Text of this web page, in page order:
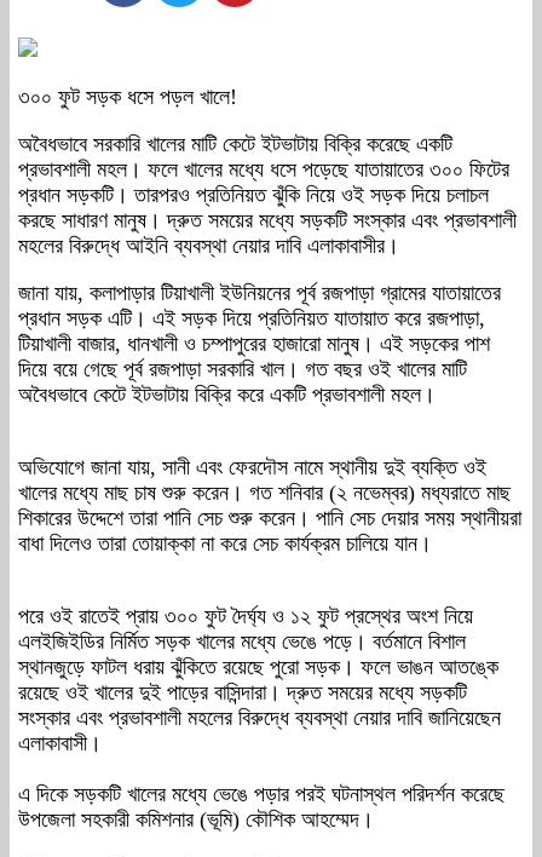
৩০০ ফুট সড়ক ধসে পড়ল খালে!
অবৈধভাবে সরকারি খালের মাটি কেটে ইটভাটায় বিক্রি করেছে একটি
প্রভাবশালী মহল। ফলে খালের মধ্যে ধসে পড়েছে যাতায়াতের ৩০০ ফিটের
প্রধান সড়কটি। তারপরও প্রতিনিয়ত ঝুঁকি নিয়ে ওই সড়ক দিয়ে চলাচল
করছে সাধারণ মানুষ। দ্রুত সময়ের মধ্যে সড়কটি সংস্কার এবং প্রভাবশালী
মহলের বিরুদ্ধে আইনি ব্যবস্থা নেয়ার দাবি এলাকাবাসীর।
জানা যায়, কলাপাড়ার টিয়াখালী ইউনিয়নের পূর্ব রজপাড়া গ্রামের যাতায়াতের
প্রধান সড়ক এটি। এই সড়ক দিয়ে প্রতিনিয়ত যাতায়াত করে রজপাড়া,
টিয়াখালী বাজার, ধানখালী ও চম্পাপুরের হাজারো মানুষ। এই সড়কের পাশ
দিয়ে বয়ে গেছে পূর্ব রজপাড়া সরকারি খাল। গত বছর ওই খালের মাটি
অবৈধভাবে কেটে ইটভাটায় বিক্রি করে একটি প্রভাবশালী মহল।
অভিযোগে জানা যায়, সানী এবং ফেরদৌস নামে স্থানীয় দুই ব্যক্তি ওই
খালের মধ্যে মাছ চাষ শুরু করেন। গত শনিবার (২ নভেম্বর) মধ্যরাতে মাছ
শিকারের উদ্দেশে তারা পানি সেচ শুরু করেন। পানি সেচ দেয়ার সময় স্থানীয়রা
বাধা দিলেও তারা তোয়াক্কা না করে সেচ কার্যক্রম চালিয়ে যান।
পরে ওই রাতেই প্রায় ৩০০ ফুট দৈর্ঘ্য ও ১২ ফুট প্রস্থের অংশ নিয়ে
এলইজিইডির নির্মিত সড়ক খালের মধ্যে ভেঙে পড়ে। বর্তমানে বিশাল
স্থানজুড়ে ফাটল ধরায় ঝুঁকিতে রয়েছে পুরো সড়ক। ফলে ভাঙন আতঙ্কে
রয়েছে ওই খালের দুই পাড়ের বাসিন্দারা। দ্রুত সময়ের মধ্যে সড়কটি
সংস্কার এবং প্রভাবশালী মহলের বিরুদ্ধে ব্যবস্থা নেয়ার দাবি জানিয়েছেন
এলাকাবাসী।
এ দিকে সড়কটি খালের মধ্যে ভেঙে পড়ার পরই ঘটনাস্থল পরিদর্শন করেছে
উপজেলা সহকারী কমিশনার (ভূমি) কৌশিক আহম্মেদ।